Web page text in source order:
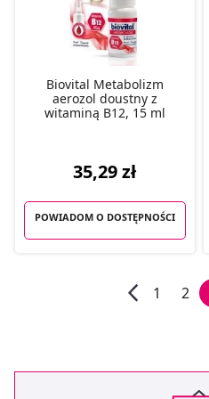
Biovital Metabolizm
aerozol doustny z
witaminą B12, 15 ml
35,29 zł
POWIADOM O DOSTĘPNOŚCI
1 2